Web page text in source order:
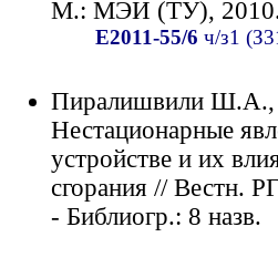
М.: МЭИ (ТУ), 2010.
Е2011-55/6 ч/з1
Пиралишвили
Нестационарные
устройстве и их
сгорания // Вестн.
- Библиогр.: 8 назв.